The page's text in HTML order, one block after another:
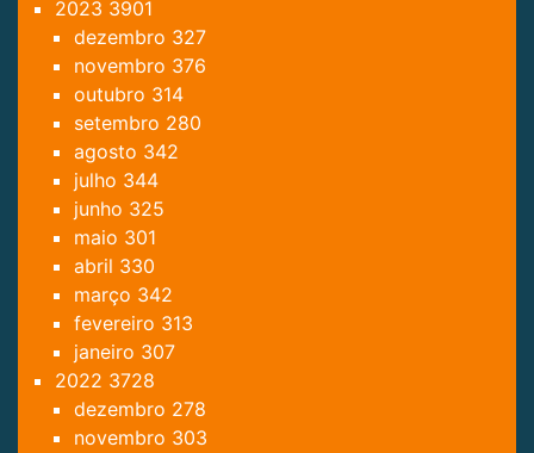
2023 3901
dezembro 327
novembro 376
outubro 314
setembro 280
agosto 342
julho 344
junho 325
maio 301
abril 330
março 342
fevereiro 313
janeiro 307
2022 3728
dezembro 278
novembro 303